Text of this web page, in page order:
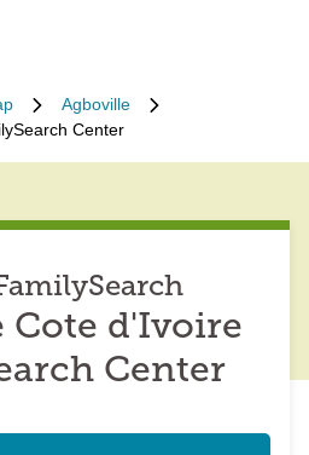
Agboville
Center
Cote d'Ivoire
Center